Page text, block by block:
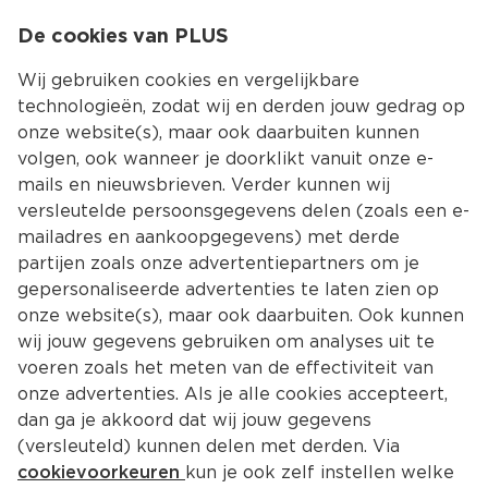
Kies jouw
Terug Producten
De cookies van PLUS
Wij gebruiken cookies en vergelijkbare
technologieën, zodat wij en derden jouw gedrag op
onze website(s), maar ook daarbuiten kunnen
volgen, ook wanneer je doorklikt vanuit onze e-
mails en nieuwsbrieven. Verder kunnen wij
versleutelde persoonsgegevens delen (zoals een e-
mailadres en aankoopgegevens) met derde
partijen zoals onze advertentiepartners om je
gepersonaliseerde advertenties te laten zien op
onze website(s), maar ook daarbuiten. Ook kunnen
wij jouw gegevens gebruiken om analyses uit te
voeren zoals het meten van de effectiviteit van
onze advertenties. Als je alle cookies accepteert,
dan ga je akkoord dat wij jouw gegevens
(versleuteld) kunnen delen met derden. Via
cookievoorkeuren kun je ook zelf instellen welke